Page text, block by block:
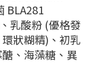
BLA281
乳酸粉 (優格發
狀糊精)、 初乳
、海藻糖、異